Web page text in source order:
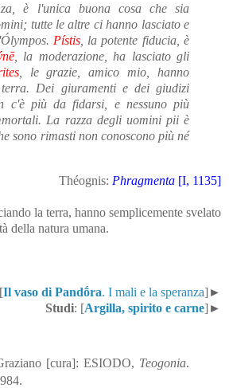
è l'unica buona cosa che sia
tutte le altre ci hanno lasciato e
Pístis, la potente fiducia, è
, la moderazione, ha lasciato gli
, le grazie, amico mio, hanno
Dei giuramenti e dei giudizi
c'è più da fidarsi, e nessuno più
La razza degli uomini pii è
sono rimasti non conoscono più né
Théognis: Phragmenta [I, 1135]
la terra, hanno semplicemente svelato
della natura umana.
Il vaso di Pandṓra. I mali e la speranza]►
Studi: [Argilla, spirito e carne]►
[cura]: ESIODO, Teogonia.